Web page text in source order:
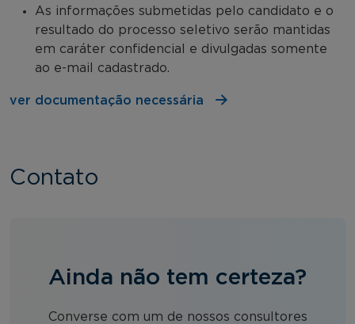
As informações submetidas pelo candidato e o
resultado do processo seletivo serão mantidas
em caráter confidencial e divulgadas somente
ao e-mail cadastrado.
ver documentação necessária
Contato
Ainda não tem certeza?
Converse com um de nossos consultores